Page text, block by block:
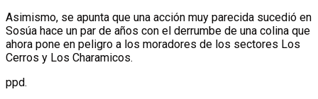
Asimismo, se apunta que una acción muy parecida sucedió en
Sosúa hace un par de años con el derrumbe de una colina que
ahora pone en peligro a los moradores de los sectores Los
Cerros y Los Charamicos.
ppd.